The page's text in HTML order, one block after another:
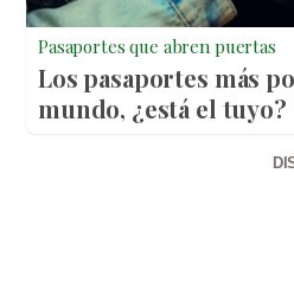
Pasaportes que abren puertas
Los pasaportes más
mundo, ¿está el tuyo?